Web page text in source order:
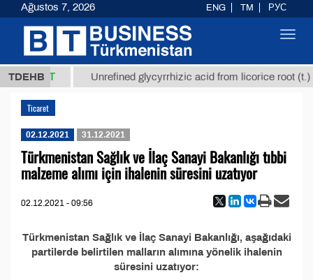
TDEHB
37,8 ТМТ Unrefined glycyrrhizic acid from licorice root (t.)
Ticaret
02.12.2021 31.12.2021
Türkmenistan Sağlık ve İlaç Sanayi Bakanlığı tıbbi
malzeme alımı için ihalenin süresini uzatıyor
02.12.2021 - 09:56
Türkmenistan Sağlık ve İlaç Sanayi Bakanlığı, aşağıdaki
partilerde belirtilen malların alımına yönelik ihalenin
süresini uzatıyor:
Ağustos 7, 2026 ENG TM РУС